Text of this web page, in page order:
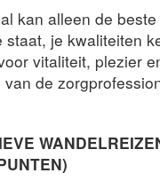
kan alleen de
staat, je kwaliteiten
vitaliteit, plezier
de